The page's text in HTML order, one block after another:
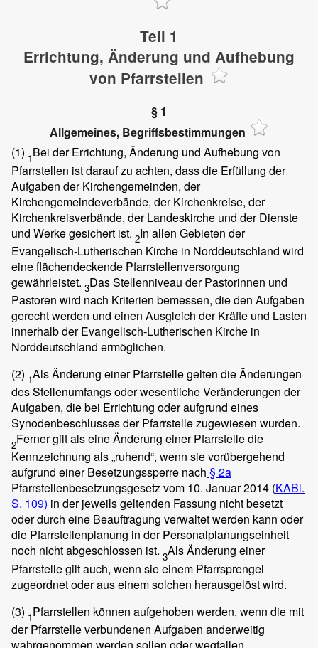
Teil 1
Errichtung, Änderung und Aufhebung
von Pfarrstellen
§ 1
Allgemeines, Begriffsbestimmungen
(1) 1Bei der Errichtung, Änderung und Aufhebung von
Pfarrstellen ist darauf zu achten, dass die Erfüllung der
Aufgaben der Kirchengemeinden, der
Kirchengemeindeverbände, der Kirchenkreise, der
Kirchenkreisverbände, der Landeskirche und der Dienste
und Werke gesichert ist. 2In allen Gebieten der
Evangelisch-Lutherischen Kirche in Norddeutschland wird
eine flächendeckende Pfarrstellenversorgung
gewährleistet. 3Das Stellenniveau der Pastorinnen und
Pastoren wird nach Kriterien bemessen, die den Aufgaben
gerecht werden und einen Ausgleich der Kräfte und Lasten
innerhalb der Evangelisch-Lutherischen Kirche in
Norddeutschland ermöglichen.
(2) 1Als Änderung einer Pfarrstelle gelten die Änderungen
des Stellenumfangs oder wesentliche Veränderungen der
Aufgaben, die bei Errichtung oder aufgrund eines
Synodenbeschlusses der Pfarrstelle zugewiesen wurden.
2Ferner gilt als eine Änderung einer Pfarrstelle die
Kennzeichnung als „ruhend“, wenn sie vorübergehend
aufgrund einer Besetzungssperre nach § 2a
Pfarrstellenbesetzungsgesetz vom 10. Januar 2014 (KABl.
S. 109) in der jeweils geltenden Fassung nicht besetzt
oder durch eine Beauftragung verwaltet werden kann oder
die Pfarrstellenplanung in der Personalplanungseinheit
noch nicht abgeschlossen ist. 3Als Änderung einer
Pfarrstelle gilt auch, wenn sie einem Pfarrsprengel
zugeordnet oder aus einem solchen herausgelöst wird.
(3) 1Pfarrstellen können aufgehoben werden, wenn die mit
der Pfarrstelle verbundenen Aufgaben anderweitig
wahrgenommen werden sollen oder wegfallen.